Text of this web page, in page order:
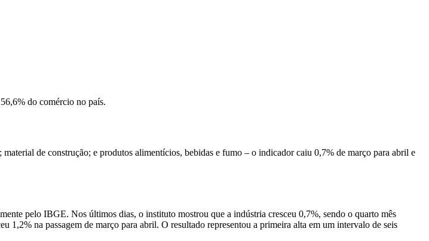
do comércio no país.
de construção; e produtos alimentícios, bebidas e fumo – o indicador caiu 0,7% de março para abril e
pelo IBGE. Nos últimos dias, o instituto mostrou que a indústria cresceu 0,7%, sendo o quarto mês
1,2% na passagem de março para abril. O resultado representou a primeira alta em um intervalo de seis